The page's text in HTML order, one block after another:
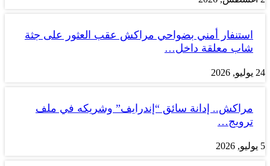
استنفار أمني بضواحي مراكش عقب العثور على جثة
شاب معلقة داخل…
24 يوليو, 2026
مراكش.. إدانة سائق “إندرايف” وشريكه في ملف
ترويج…
5 يوليو, 2026